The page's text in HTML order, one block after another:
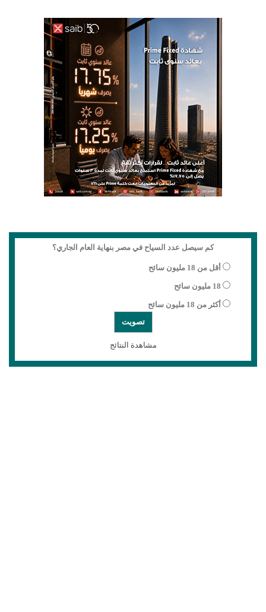
كم سيصل عدد السياح في مصر بنهاية العام الجاري؟
أقل من 18 مليون سائح
18 مليون سائح
أكثر من 18 مليون سائح
مشاهدة النتائج